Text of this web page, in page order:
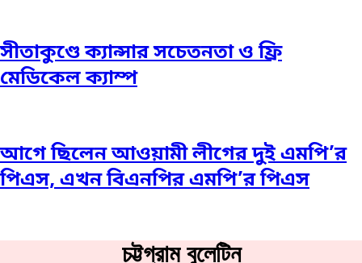
সীতাকুণ্ডে ক্যান্সার সচেতনতা ও ফ্রি
মেডিকেল ক্যাম্প
আগে ছিলেন আওয়ামী লীগের দুই এমপি’র
পিএস, এখন বিএনপির এমপি’র পিএস
চট্টগ্রাম বুলেটিন